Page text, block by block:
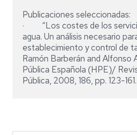
Publicaciones seleccionadas:
· “Los costes de los
agua. Un análisis necesario
establecimiento y control de
Ramón Barberán and Alfonso
Pública Española (HPE)/
Pública, 2008, 186, pp. 123-161.